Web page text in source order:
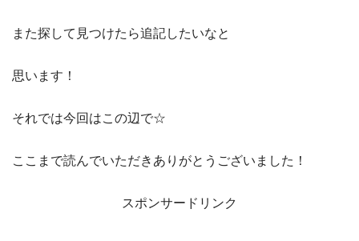
また探して見つけたら追記したいなと
思います！
それでは今回はこの辺で☆
ここまで読んでいただきありがとうございました！
スポンサードリンク